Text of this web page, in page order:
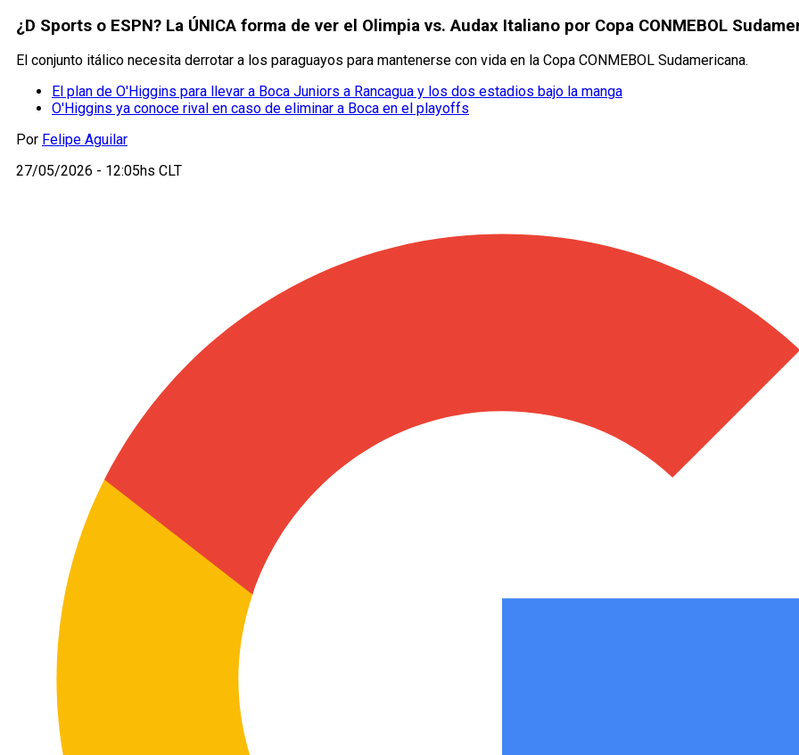
¿D Sports o ESPN? La ÚNICA forma de ver el Olimpia vs. Audax Italiano por Copa CONMEBOL
El conjunto itálico necesita derrotar a los paraguayos para mantenerse con vida en la Copa CONMEBOL Sudamericana.
El plan de O'Higgins para llevar a Boca Juniors a Rancagua y los dos estadios bajo la manga
O'Higgins ya conoce rival en caso de eliminar a Boca en el playoffs
Por Felipe Aguilar
27/05/2026 - 12:05hs CLT